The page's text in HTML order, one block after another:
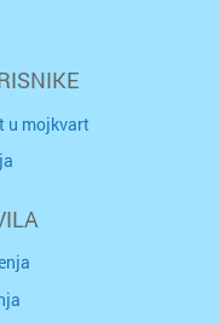
u mojkvart